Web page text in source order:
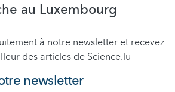
au Luxembourg
à notre newsletter et recevez
des articles de Science.lu
newsletter